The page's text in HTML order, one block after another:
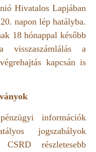
Hivatalos Lapjában
napon lép hatályba.
18 hónappal később
visszaszámlálás a
kapcsán is
információk
jogszabályok
részletesebb